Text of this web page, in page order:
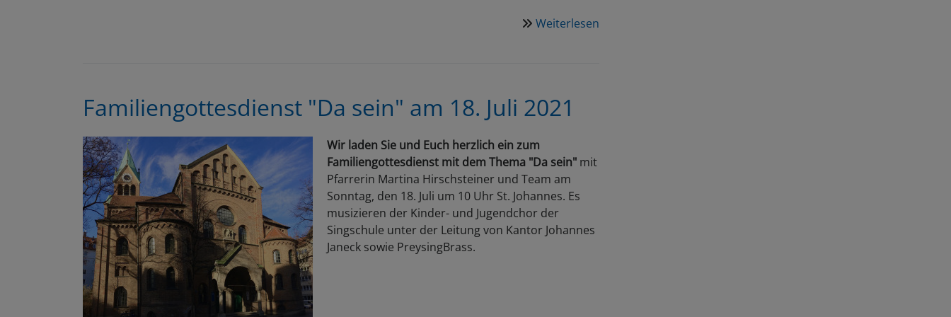
Weiterlesen
Familiengottesdienst "Da sein" am 18. Juli 2021
Wir laden Sie und Euch herzlich ein zum
Familiengottesdienst mit dem Thema "Da sein" mit
Pfarrerin Martina Hirschsteiner und Team am
Sonntag, den 18. Juli um 10 Uhr St. Johannes. Es
musizieren der Kinder- und Jugendchor der
Singschule unter der Leitung von Kantor Johannes
Janeck sowie PreysingBrass.